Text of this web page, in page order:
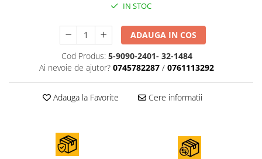
IN STOC
ADAUGA IN COS
Cod Produs: 5-9090-2401- 32-1484
Ai nevoie de ajutor? 0745782287 / 0761113292
Adauga la Favorite Cere informatii